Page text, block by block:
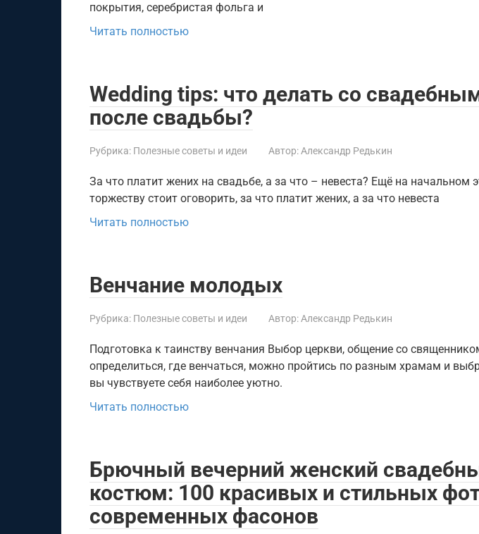
покрытия, серебристая фольга и
Читать полностью
Wedding tips: что делать со
после свадьбы?
Рубрика: Полезные советы и идеи Автор: Александр Редькин
За что платит жених на свадьбе, а за что – невеста? Ещё на начальном
торжеству стоит оговорить, за что платит жених, а за что невеста
Читать полностью
Венчание молодых
Рубрика: Полезные советы и идеи Автор: Александр Редькин
Подготовка к таинству венчания Выбор церкви, общение со
определиться, где венчаться, можно пройтись по разным храмам и
вы чувствуете себя наиболее уютно.
Читать полностью
Брючный вечерний женский
костюм: 100 красивых и стильных
современных фасонов